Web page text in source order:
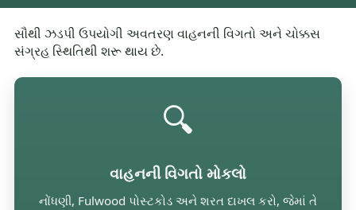
સૌથી ઝડપી ઉપયોગી અવતરણ વાહનની વિગતો અને ચોક્કસ
સંગ્રહ સ્થિતિથી શરૂ થાય છે.
🔍
વાહનની વિગતો મોકલો
નોંધણી, Fulwood પોસ્ટકોડ અને શરત દાખલ કરો, જેમાં તે